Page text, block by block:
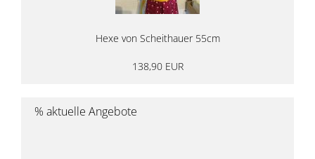
Hexe von Scheithauer 55cm
138,90 EUR
% aktuelle Angebote